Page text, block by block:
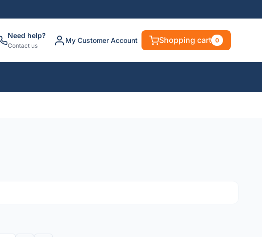
Need help?
Contact us
My Customer Account Shopping cart 0